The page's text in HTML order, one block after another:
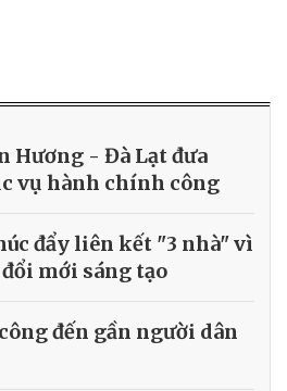
Hương - Đà Lạt đưa
vụ hành chính công
đẩy liên kết "3 nhà" vì
mới sáng tạo
đến gần người dân